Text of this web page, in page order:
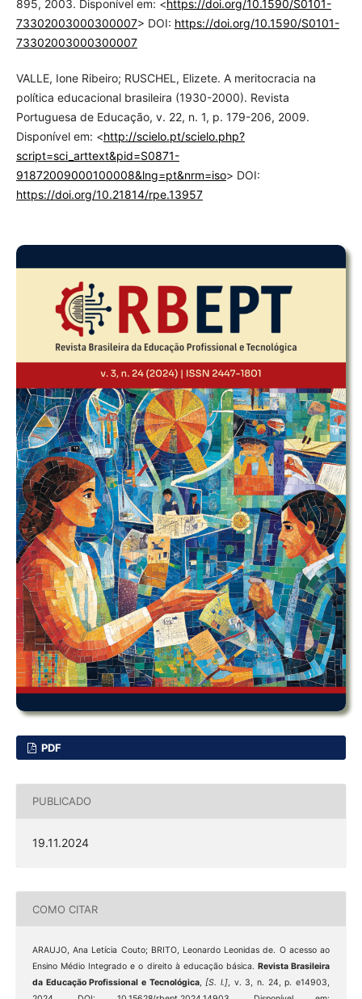
895, 2003. Disponível em: <https://doi.org/10.1590/S0101-
73302003000300007> DOI: https://doi.org/10.1590/S0101-
73302003000300007
VALLE, Ione Ribeiro; RUSCHEL, Elizete. A meritocracia na
política educacional brasileira (1930-2000). Revista
Portuguesa de Educação, v. 22, n. 1, p. 179-206, 2009.
Disponível em: <http://scielo.pt/scielo.php?
script=sci_arttext&pid=S0871-
91872009000100008&lng=pt&nrm=iso> DOI:
https://doi.org/10.21814/rpe.13957
PDF
PUBLICADO
19.11.2024
COMO CITAR
ARAUJO, Ana Letícia Couto; BRITO, Leonardo Leonidas de. O acesso ao
Ensino Médio Integrado e o direito à educação básica. Revista Brasileira
da Educação Profissional e Tecnológica,[S. l.], v. 3, n. 24, p. e14903,